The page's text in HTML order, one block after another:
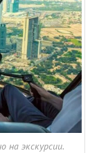
экскурсии.